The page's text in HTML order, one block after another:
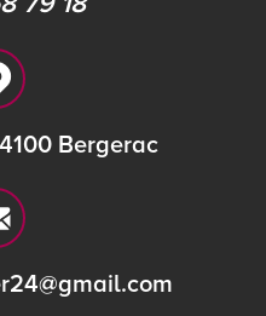
Bergerac